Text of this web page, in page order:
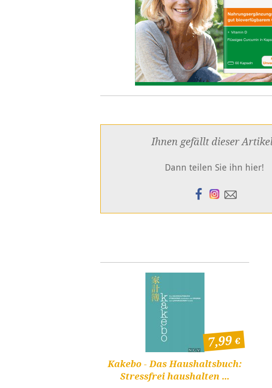
Ihnen gefällt dieser
Dann teilen Sie ihn hier!
Kakebo - Das Haushaltsbuch:
Stressfrei haushalten ...
7,99